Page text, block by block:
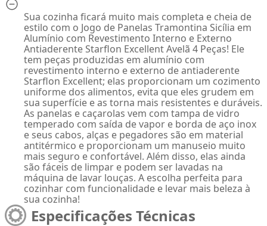
Sua cozinha ficará muito mais completa e cheia de
estilo com o Jogo de Panelas Tramontina Sicília em
Alumínio com Revestimento Interno e Externo
Antiaderente Starflon Excellent Avelã 4 Peças! Ele
tem peças produzidas em alumínio com
revestimento interno e externo de antiaderente
Starflon Excellent; elas proporcionam um cozimento
uniforme dos alimentos, evita que eles grudem em
sua superfície e as torna mais resistentes e duráveis.
As panelas e caçarolas vem com tampa de vidro
temperado com saída de vapor e borda de aço inox
e seus cabos, alças e pegadores são em material
antitérmico e proporcionam um manuseio muito
mais seguro e confortável. Além disso, elas ainda
são fáceis de limpar e podem ser lavadas na
máquina de lavar louças. A escolha perfeita para
cozinhar com funcionalidade e levar mais beleza à
sua cozinha!
Especificações Técnicas